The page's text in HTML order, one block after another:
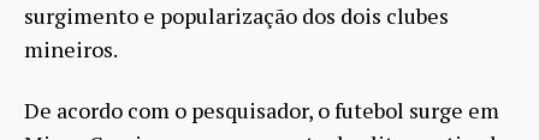
surgimento e popularização dos dois clubes
mineiros.
De acordo com o pesquisador, o futebol surge em